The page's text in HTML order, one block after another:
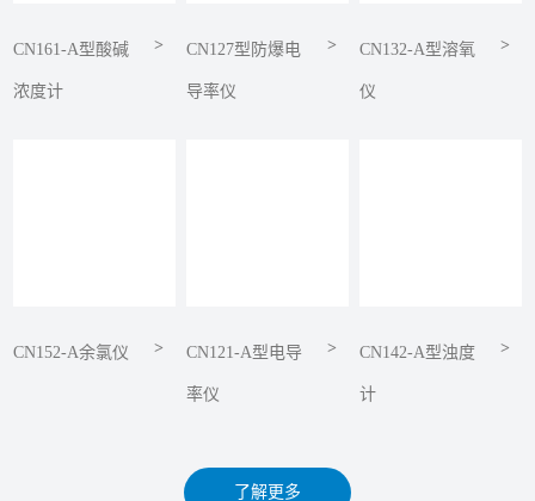
CN161-A型酸碱
浓度计
> CN127型防爆电
导率仪
> CN132-A型溶氧
仪
>
CN152-A余氯仪 > CN121-A型电导
率仪
> CN142-A型浊度
计
>
了解更多